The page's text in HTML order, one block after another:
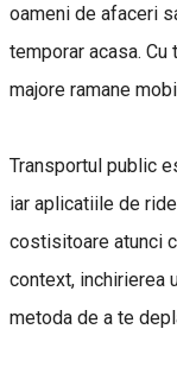
oameni de afaceri
temporar acasa.
majore ramane
Transportul public
iar aplicatiile de
costisitoare atunci
context, inchirierea
metoda de a te